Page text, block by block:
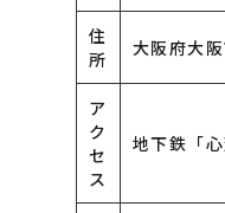
住
所
大阪府大
ア
ク
セ
ス
地下鉄「